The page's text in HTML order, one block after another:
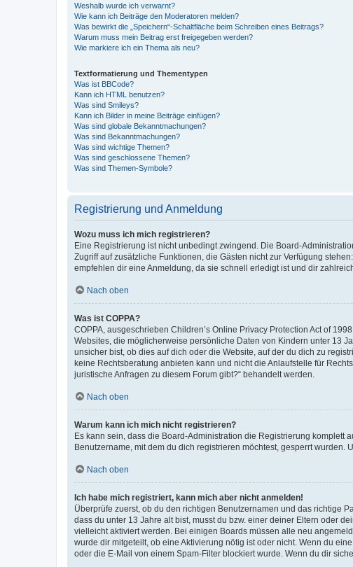
Weshalb wurde ich verwarnt?
Wie kann ich Beiträge den Moderatoren melden?
Was bewirkt die „Speichern“-Schaltfläche beim Schreiben eines Beitrags?
Warum muss mein Beitrag erst freigegeben werden?
Wie markiere ich ein Thema als neu?
Textformatierung und Thementypen
Was ist BBCode?
Kann ich HTML benutzen?
Was sind Smileys?
Kann ich Bilder in meine Beiträge einfügen?
Was sind globale Bekanntmachungen?
Was sind Bekanntmachungen?
Was sind wichtige Themen?
Was sind geschlossene Themen?
Was sind Themen-Symbole?
Registrierung und Anmeldung
Wozu muss ich mich registrieren?
Eine Registrierung ist nicht unbedingt zwingend. Die Board-
Zugriff auf zusätzliche Funktionen, die Gästen nicht zur Verfügung
empfehlen dir eine Anmeldung, da sie schnell erledigt ist und dir
Nach oben
Was ist COPPA?
COPPA, ausgeschrieben Children’s Online Privacy Protection Act of
Websites, die möglicherweise persönliche Daten von Kindern unter 13
unsicher bist, ob dies auf dich oder die Website, auf der du dich zu
keine Rechtsberatung anbieten kann und nicht die Anlaufstelle für
juristische Anfragen zu diesem Forum gibt?“ behandelt werden.
Nach oben
Warum kann ich mich nicht registrieren?
Es kann sein, dass die Board-Administration die Registrierung komplett
Benutzername, mit dem du dich registrieren möchtest, gesperrt wurden.
Nach oben
Ich habe mich registriert, kann mich aber nicht anmelden!
Überprüfe zuerst, ob du den richtigen Benutzernamen und das richtige
dass du unter 13 Jahre alt bist, musst du bzw. einer deiner Eltern oder
vielleicht aktiviert werden. Bei einigen Boards müssen alle neu
wurde dir mitgeteilt, ob eine Aktivierung nötig ist oder nicht. Wenn du
oder die E-Mail von einem Spam-Filter blockiert wurde. Wenn du dir